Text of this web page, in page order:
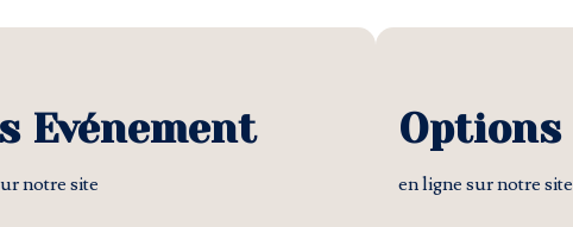
Evénement
notre site
Options
en ligne sur notre site